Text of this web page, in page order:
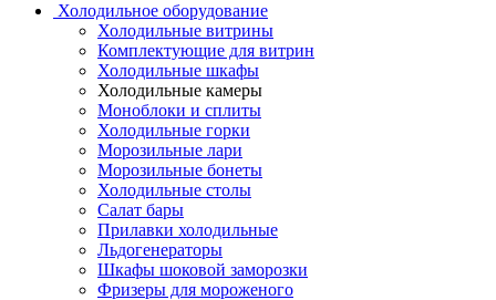
Холодильное оборудование
Холодильные витрины
Комплектующие для витрин
Холодильные шкафы
Холодильные камеры
Моноблоки и сплиты
Холодильные горки
Морозильные лари
Морозильные бонеты
Холодильные столы
Салат бары
Прилавки холодильные
Льдогенераторы
Шкафы шоковой заморозки
Фризеры для мороженого